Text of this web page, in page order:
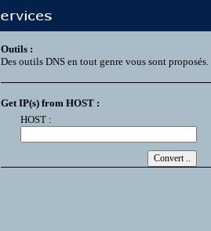
Outils :
Des outils DNS en tout genre vous sont proposés.
Get IP(s) from HOST :
HOST :